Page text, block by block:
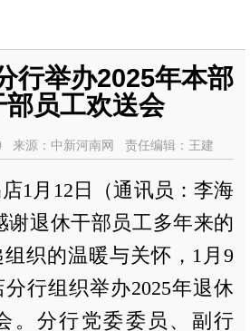
行举办2025年本部
部员工欢送会
来源：中新河南网 责任编辑：王建
1月12日（通讯员：李海
谢退休干部员工多年来的
织的温暖与关怀，1月9
行组织举办2025年退休
。分行党委委员、副行